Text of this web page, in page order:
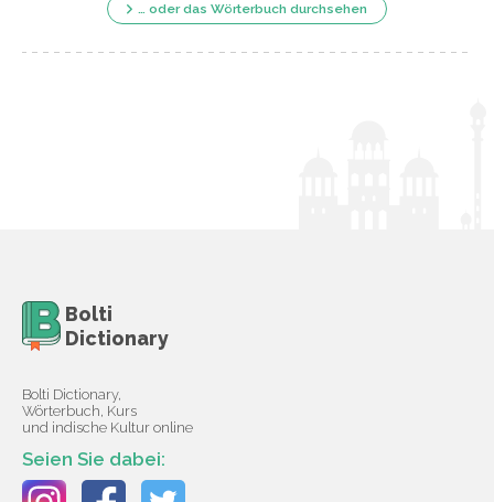
… oder das Wörterbuch durchsehen
Bolti
Dictionary
Bolti Dictionary,
Wörterbuch, Kurs
und indische Kultur online
Seien Sie dabei: